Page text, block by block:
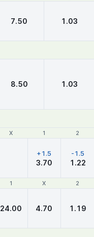
7.50 1.03
8.50 1.03
Χ 1 2
Χ 1 2
+1.5
3.70
-1.5
1.22
1 X 2
1 X 2
24.00 4.70 1.19